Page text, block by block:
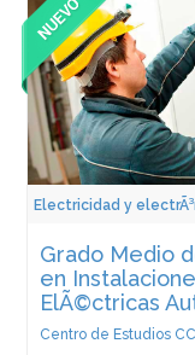
Electricidad y
Grado Medio
en
ElÃ©ctricas
Centro de Estudios